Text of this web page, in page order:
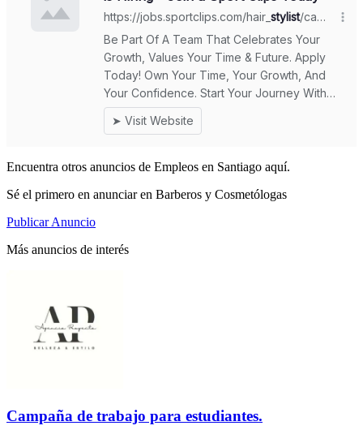
Encuentra otros anuncios de Empleos en Santiago aquí.
Sé el primero en anunciar en Barberos y Cosmetólogas
Publicar Anuncio
Más anuncios de interés
Campaña de trabajo para estudiantes.